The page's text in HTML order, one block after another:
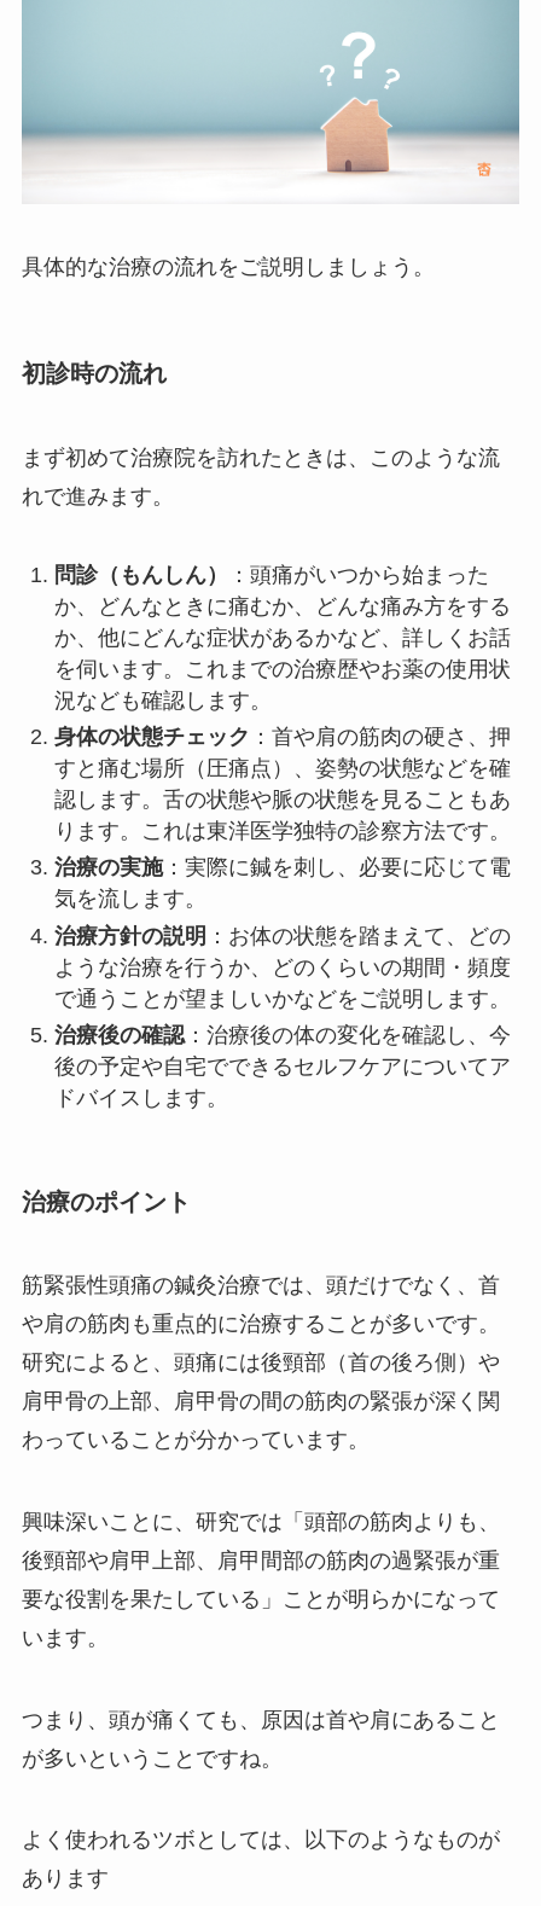
具体的な治療の流れをご説明しましょう。
初診時の流れ
まず初めて治療院を訪れたときは、このような流
れで進みます。
問診（もんしん）
：頭痛がいつから始まった
か、どんなときに痛むか、どんな痛み方をする
か、他にどんな症状があるかなど、詳しくお話
を伺います。これまでの治療歴やお薬の使用状
況なども確認します。
身体の状態チェック ：首や肩の筋肉の硬さ、押
すと痛む場所（圧痛点）、姿勢の状態などを確
認します。舌の状態や脈の状態を見ることもあ
ります。これは東洋医学独特の診察方法です。
治療の実施：実際に鍼を刺し、必要に応じて電
気を流します。
治療方針の説明 ：お体の状態を踏まえて、どの
ような治療を行うか、どのくらいの期間・頻度
で通うことが望ましいかなどをご説明します。
治療後の確認：治療後の体の変化を確認し、今
後の予定や自宅でできるセルフケアについてア
ドバイスします。
治療のポイント
筋緊張性頭痛の鍼灸治療では、頭だけでなく、首
や肩の筋肉も重点的に治療することが多いです。
研究によると、頭痛には後頸部（首の後ろ側）や
肩甲骨の上部、肩甲骨の間の筋肉の緊張が深く関
わっていることが分かっています。
興味深いことに、研究では「頭部の筋肉よりも、
後頸部や肩甲上部、肩甲間部の筋肉の過緊張が重
要な役割を果たしている」ことが明らかになって
います。
つまり、頭が痛くても、原因は首や肩にあること
が多いということですね。
よく使われるツボとしては、以下のようなものが
あります